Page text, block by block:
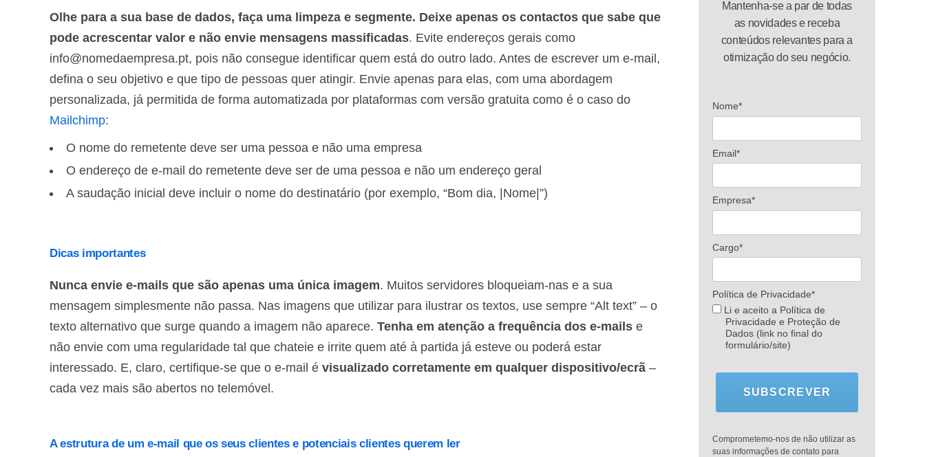
Olhe para a sua base de dados, faça uma limpeza e segmente. Deixe apenas os contactos que sabe que
pode acrescentar valor e não envie mensagens massificadas. Evite endereços gerais como
info@nomedaempresa.pt, pois não consegue identificar quem está do outro lado. Antes de escrever um e-mail,
defina o seu objetivo e que tipo de pessoas quer atingir. Envie apenas para elas, com uma abordagem
personalizada, já permitida de forma automatizada por plataformas com versão gratuita como é o caso do
Mailchimp:
O nome do remetente deve ser uma pessoa e não uma empresa
O endereço de e-mail do remetente deve ser de uma pessoa e não um endereço geral
A saudação inicial deve incluir o nome do destinatário (por exemplo, “Bom dia, |Nome|”)
Dicas importantes
Nunca envie e-mails que são apenas uma única imagem. Muitos servidores bloqueiam-nas e a sua
mensagem simplesmente não passa. Nas imagens que utilizar para ilustrar os textos, use sempre “Alt text” – o
texto alternativo que surge quando a imagem não aparece. Tenha em atenção a frequência dos e-mails e
não envie com uma regularidade tal que chateie e irrite quem até à partida já esteve ou poderá estar
interessado. E, claro, certifique-se que o e-mail é visualizado corretamente em qualquer dispositivo/ecrã –
cada vez mais são abertos no telemóvel.
A estrutura de um e-mail que os seus clientes e potenciais clientes querem ler
Mantenha-se a par de todas
as novidades e receba
conteúdos relevantes para a
otimização do seu negócio.
Nome*
Email*
Empresa*
Cargo*
Política de Privacidade*
Li e aceito a Política de
Privacidade e Proteção de
Dados (link no final do
formulário/site)
SUBSCREVER
Comprometemo-nos de não utilizar as
suas informações de contato para